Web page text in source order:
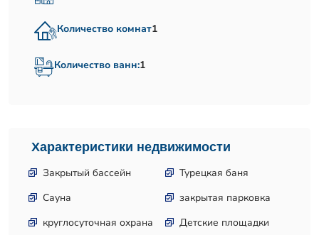
Количество комнат1
Количество ванн:1
Характеристики недвижимости
Закрытый бассейн
Турецкая баня
Сауна
закрытая парковка
круглосуточная охрана
Детские площадки